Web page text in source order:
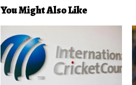
You Might Also Like